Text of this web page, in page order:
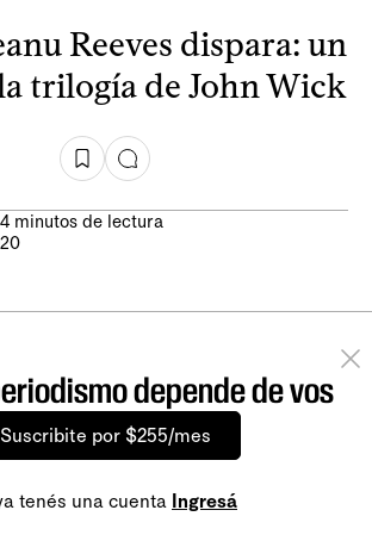
Reeves dispara: un
trilogía de John Wick
4 minutos de lectura
depende de vos
Suscribite por $255/mes
tenés una cuenta Ingresá